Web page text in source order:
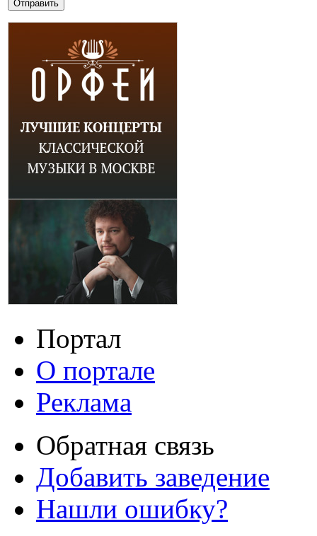
Портал
О портале
Реклама
Обратная связь
Добавить заведение
Нашли ошибку?